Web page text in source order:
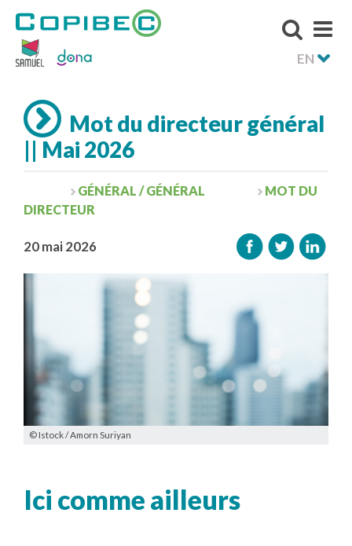
EN
Mot du directeur général
|| Mai 2026
GÉNÉRAL / GÉNÉRAL
MOT DU
DIRECTEUR
20 mai 2026
© Istock / Amorn Suriyan
Ici comme ailleurs